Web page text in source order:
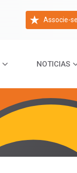
Associe-se
NOTICIAS